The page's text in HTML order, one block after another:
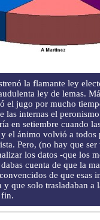
la flamante ley
ley de lemas.
el jugo por mucho
las internas el
en setiembre cuando
y el ánimo volvió a
Pero, (no hay que
los datos -que los
cuenta de que la
de que esas
y que solo trasladaban a
fin.